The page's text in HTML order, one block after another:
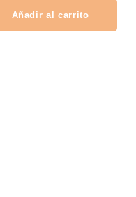
Añadir al carrito